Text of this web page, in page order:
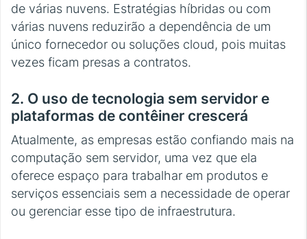
de várias nuvens. Estratégias híbridas ou com
várias nuvens reduzirão a dependência de um
único fornecedor ou soluções cloud, pois muitas
vezes ficam presas a contratos.
2. O uso de tecnologia sem servidor e
plataformas de contêiner crescerá
Atualmente, as empresas estão confiando mais na
computação sem servidor, uma vez que ela
oferece espaço para trabalhar em produtos e
serviços essenciais sem a necessidade de operar
ou gerenciar esse tipo de infraestrutura.